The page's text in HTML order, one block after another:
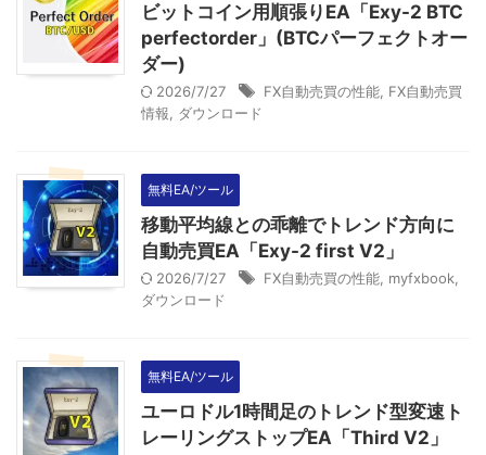
ビットコイン用順張りEA「Exy-2 BTC
perfectorder」(BTCパーフェクトオー
ダー)
2026/7/27 FX自動売買の性能 FX自動売買
情報
ダウンロード
無料EA/ツール
移動平均線との乖離でトレンド方向に
自動売買EA「Exy-2 first V2」
2026/7/27 FX自動売買の性能 myfxbook
ダウンロード
無料EA/ツール
ユーロドル1時間足のトレンド型変速ト
レーリングストップEA「Third V2」